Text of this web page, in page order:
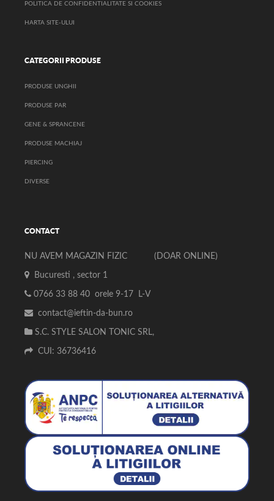
POLITICA DE CONFIDENTIALITATE SI COOKIES
HARTA SITE-ULUI
CATEGORII PRODUSE
PRODUSE UNGHII
PRODUSE PAR
GENE & SPRANCENE
PRODUSE MACHIAJ
PIERCING
DIVERSE
CONTACT
NU AVEM MAGAZIN FIZIC (DOAR ONLINE)
Bucuresti , sector 1
0766 33 88 40 orele 9-17 L-V
contact@ieftin-da-bun.ro
S.C. STYLE SALON TONIC SRL,
CUI: 36736416